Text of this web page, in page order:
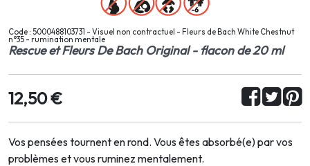
Code : 5000488103731 - Visuel non contractuel - Fleurs de Bach White Chestnut
n°35 - rumination mentale
Rescue et Fleurs De Bach Original - flacon de 20 ml
12,50 €
Vos pensées tournent en rond. Vous êtes absorbé(e) par vos
problèmes et vous ruminez mentalement.